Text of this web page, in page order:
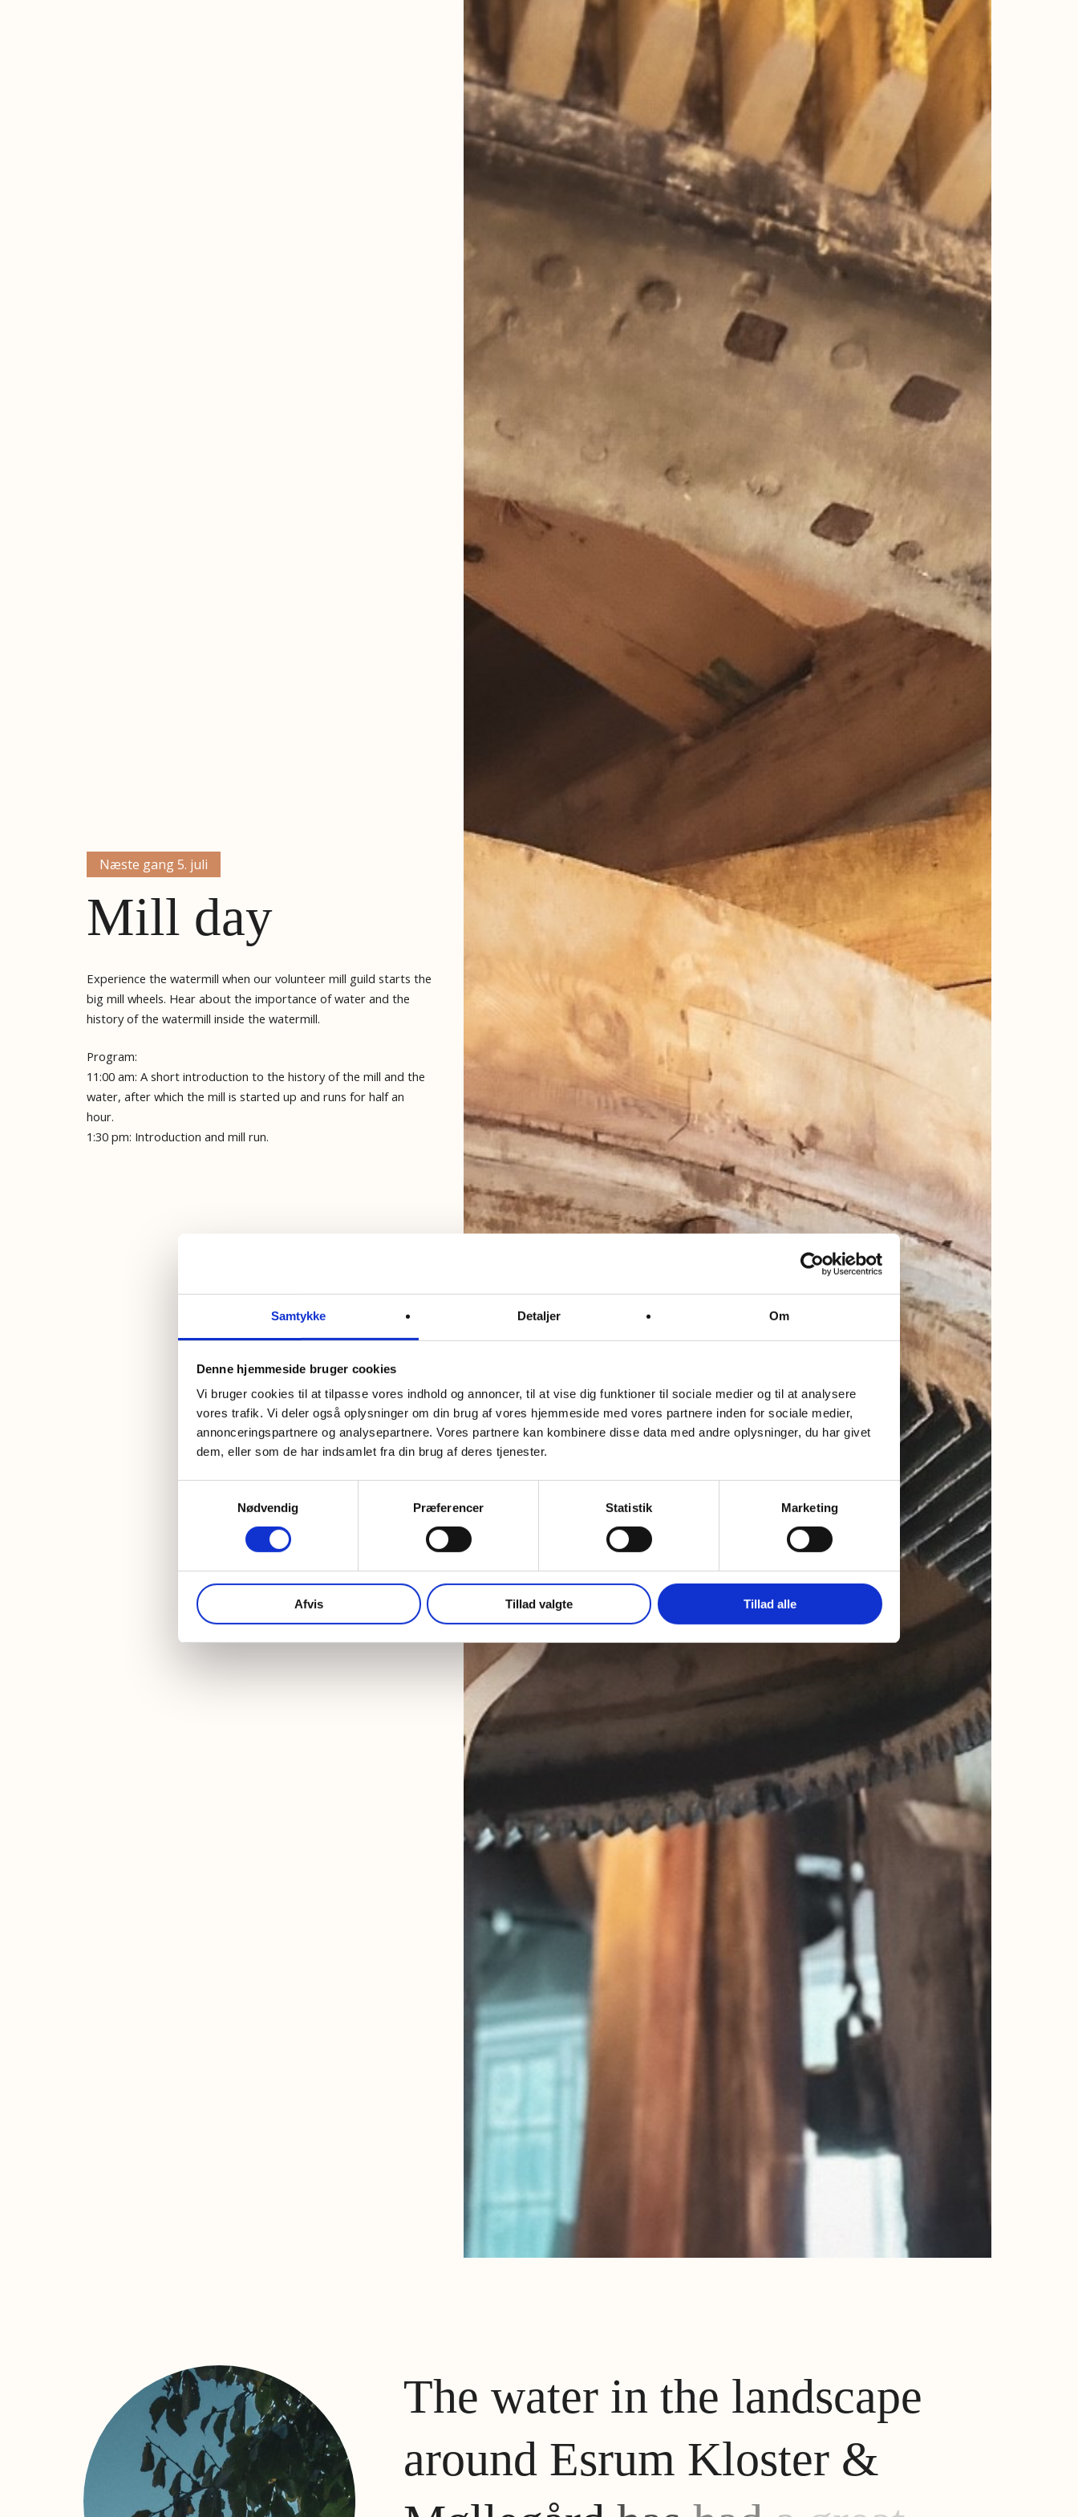
Samtykke Detaljer Om
Denne hjemmeside bruger cookies
Vi bruger cookies til at tilpasse vores indhold og annoncer, til at vise dig funktioner til sociale medier og til at analysere
vores trafik. Vi deler også oplysninger om din brug af vores hjemmeside med vores partnere inden for sociale medier,
annonceringspartnere og analysepartnere. Vores partnere kan kombinere disse data med andre oplysninger, du har givet
dem, eller som de har indsamlet fra din brug af deres tjenester.
Nødvendig
Præferencer Statistik Marketing
Afvis Tillad valgte Tillad alle
Næste gang 5. juli
Mill day
Experience the watermill when our volunteer mill guild starts the
big mill wheels. Hear about the importance of water and the
history of the watermill inside the watermill.
Program:
11:00 am: A short introduction to the history of the mill and the
water, after which the mill is started up and runs for half an
hour.
1:30 pm: Introduction and mill run.
The water in the landscape
around Esrum Kloster &